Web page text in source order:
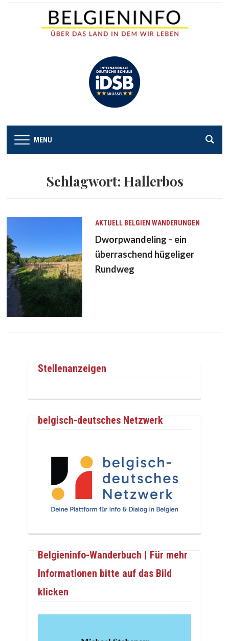
MENU
Schlagwort: Hallerbos
AKTUELL BELGIEN WANDERUNGEN
Dworpwandeling – ein
überraschend hügeliger
Rundweg
Stellenanzeigen
belgisch-deutsches Netzwerk
Belgieninfo-Wanderbuch | Für mehr
Informationen bitte auf das Bild
klicken